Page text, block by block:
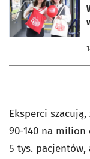
Eksperci
90-140 na milion
5 tys. pacjentów,